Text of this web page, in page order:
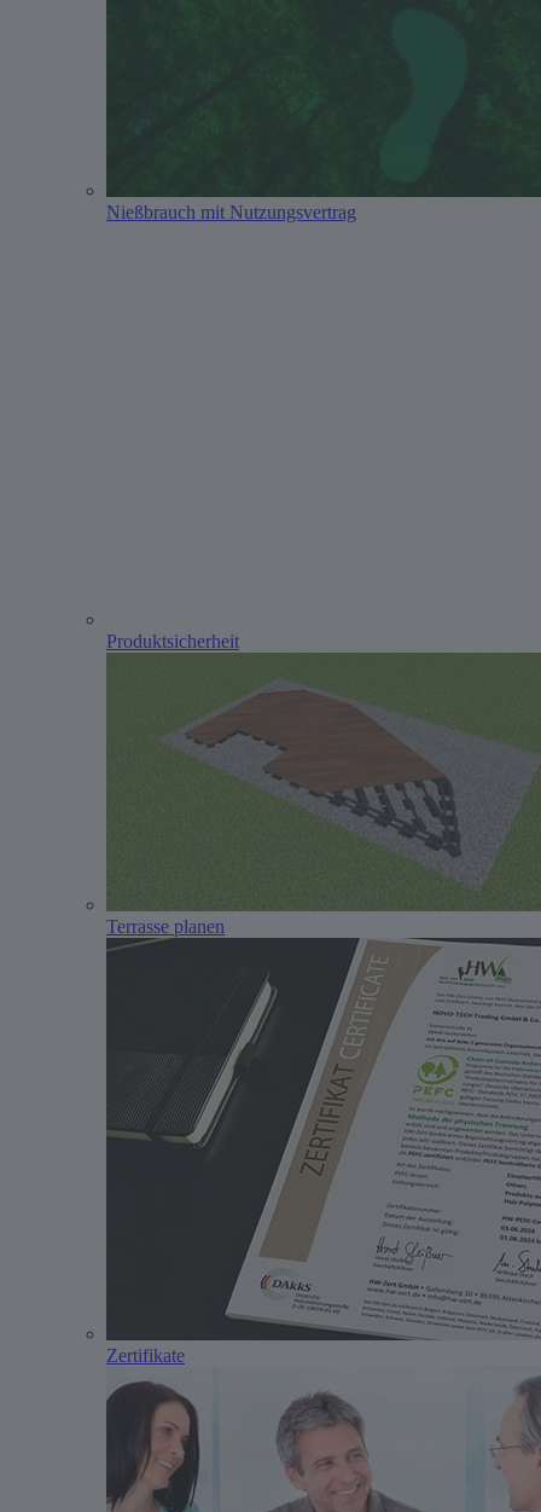
Nießbrauch mit Nutzungsvertrag
Produktsicherheit
Terrasse planen
Zertifikate